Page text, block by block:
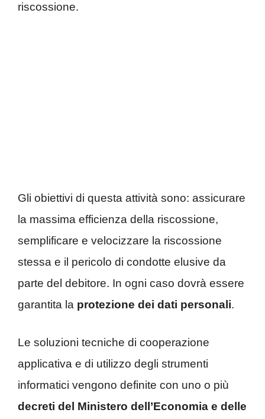
riscossione.
Gli obiettivi di questa attività sono: assicurare
la massima efficienza della riscossione,
semplificare e velocizzare la riscossione
stessa e il pericolo di condotte elusive da
parte del debitore. In ogni caso dovrà essere
garantita la protezione dei dati personali.
Le soluzioni tecniche di cooperazione
applicativa e di utilizzo degli strumenti
informatici vengono definite con uno o più
decreti del Ministero dell’Economia e delle